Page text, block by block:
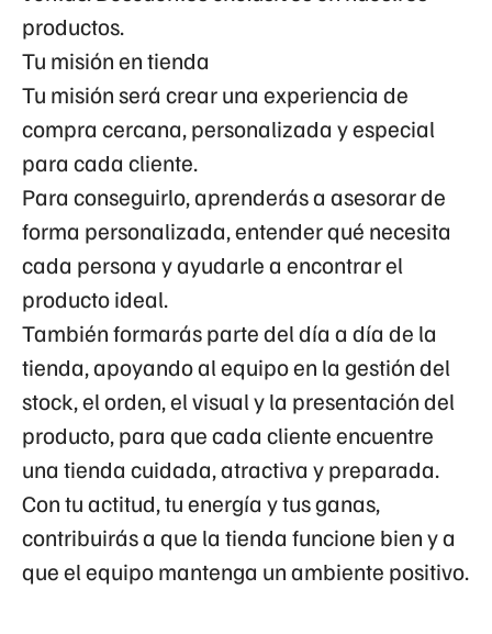
productos.
Tu misión en tienda
Tu misión será crear una experiencia de
compra cercana, personalizada y especial
para cada cliente.
Para conseguirlo, aprenderás a asesorar de
forma personalizada, entender qué necesita
cada persona y ayudarle a encontrar el
producto ideal.
También formarás parte del día a día de la
tienda, apoyando al equipo en la gestión del
stock, el orden, el visual y la presentación del
producto, para que cada cliente encuentre
una tienda cuidada, atractiva y preparada.
Con tu actitud, tu energía y tus ganas,
contribuirás a que la tienda funcione bien y a
que el equipo mantenga un ambiente positivo.